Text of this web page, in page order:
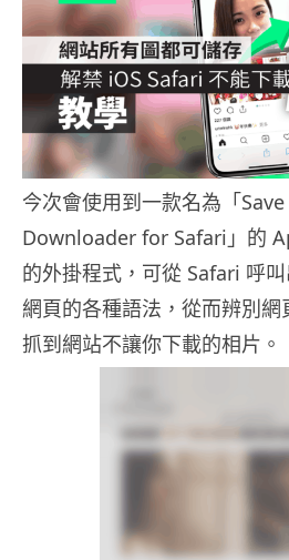
今次會使用到一款名為「
Downloader for Safari」的
的外掛程式，可從 Safari 呼
網頁的各種語法，從而辨別
抓到網站不讓你下載的相片。